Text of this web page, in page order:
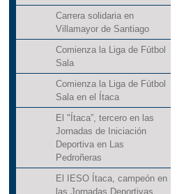
Carrera solidaria en
Villamayor de Santiago
Comienza la Liga de Fútbol
Sala
Comienza la Liga de Fútbol
Sala en el Ítaca
El "Ítaca”, tercero en las
Jornadas de Iniciación
Deportiva en Las
Pedroñeras
El IESO Ítaca, campeón en
las Jornadas Deportivas